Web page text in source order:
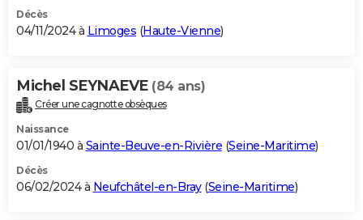
Décès
04/11/2024 à Limoges (Haute-Vienne)
Michel SEYNAEVE (84 ans)
Créer une cagnotte obsèques
Naissance
01/01/1940 à Sainte-Beuve-en-Rivière (Seine-Maritime)
Décès
06/02/2024 à Neufchâtel-en-Bray(Seine-Maritime)